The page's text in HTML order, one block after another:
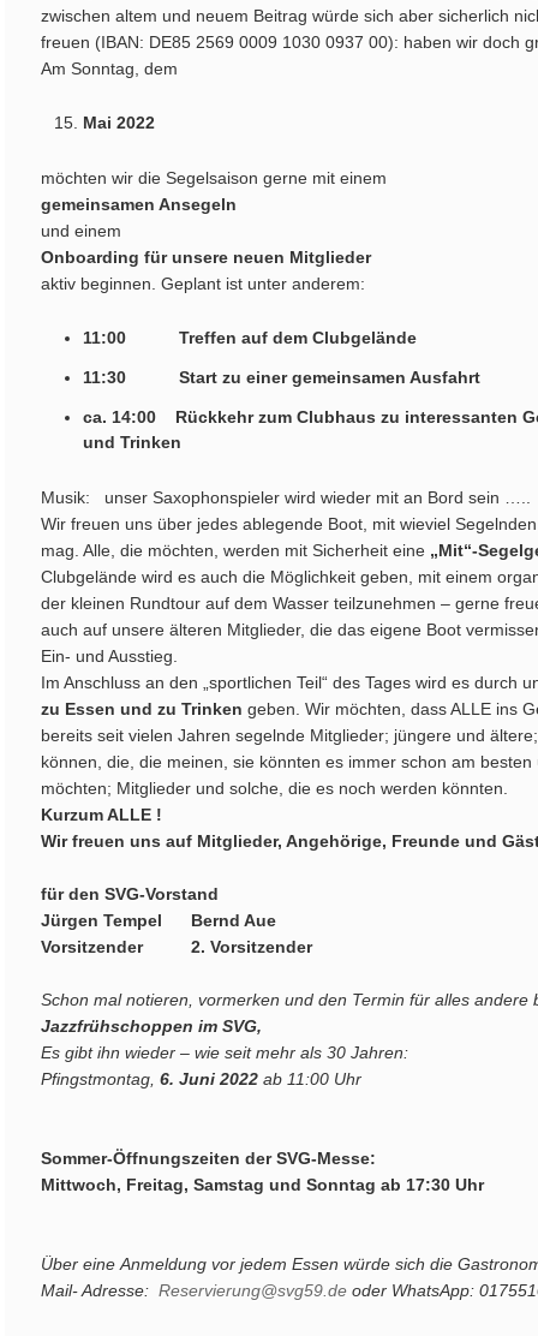
zwischen altem und neuem Beitrag würde sich aber sicherlich
freuen (IBAN: DE85 2569 0009 1030 0937 00): haben wir doch
Am Sonntag, dem
Mai 2022
möchten wir die Segelsaison gerne mit einem
gemeinsamen Ansegeln
und einem
Onboarding für unsere neuen Mitglieder
aktiv beginnen. Geplant ist unter anderem:
11:00 Treffen auf dem Clubgelände
11:30 Start zu einer gemeinsamen Ausfahrt
ca. 14:00 Rückkehr zum Clubhaus zu interessanten
und Trinken
Musik: unser Saxophonspieler wird wieder mit an Bord sein …..
Wir freuen uns über jedes ablegende Boot, mit wieviel
mag. Alle, die möchten, werden mit Sicherheit eine „Mit“-
Clubgelände wird es auch die Möglichkeit geben, mit einem
der kleinen Rundtour auf dem Wasser teilzunehmen – gerne
auch auf unsere älteren Mitglieder, die das eigene Boot
Ein- und Ausstieg.
Im Anschluss an den „sportlichen Teil“ des Tages wird es durch
zu Essen und zu Trinken geben. Wir möchten, dass ALLE ins
bereits seit vielen Jahren segelnde Mitglieder; jüngere und
können, die, die meinen, sie könnten es immer schon am
möchten; Mitglieder und solche, die es noch werden könnten.
Kurzum ALLE !
Wir freuen uns auf Mitglieder, Angehörige, Freunde und
für den SVG-Vorstand
Jürgen Tempel Bernd Aue
Vorsitzender 2. Vorsitzender
Schon mal notieren, vormerken und den Termin für alles andere
Jazzfrühschoppen im SVG,
Es gibt ihn wieder – wie seit mehr als 30 Jahren:
Pfingstmontag, 6. Juni 2022 ab 11:00 Uhr
Sommer-Öffnungszeiten der SVG-Messe:
Mittwoch, Freitag, Samstag und Sonntag ab 17:30 Uhr
Über eine Anmeldung vor jedem Essen würde sich die
Mail- Adresse: Reservierung@svg59.de oder WhatsApp: